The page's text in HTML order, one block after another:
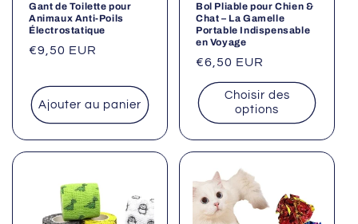
Gant de Toilette pour
Animaux Anti-Poils
Électrostatique
Prix
€9,50 EUR
Ajouter au panier
Bol Pliable pour Chien &
Chat – La Gamelle
Portable Indispensable
en Voyage
Prix
habituel
€6,50 EUR
Choisir des
options